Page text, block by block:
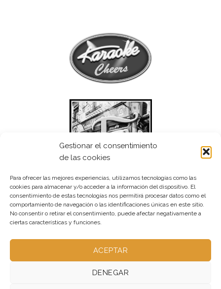
Gestionar el consentimiento
de las cookies
Para ofrecer las mejores experiencias, utilizamos tecnologías como las
cookies para almacenar y/o acceder a la información del dispositivo. El
consentimiento de estas tecnologías nos permitirá procesar datos como el
comportamiento de navegación o las identificaciones únicas en este sitio.
No consentir o retirar el consentimiento, puede afectar negativamente a
ciertas características y funciones.
ACEPTAR
DENEGAR